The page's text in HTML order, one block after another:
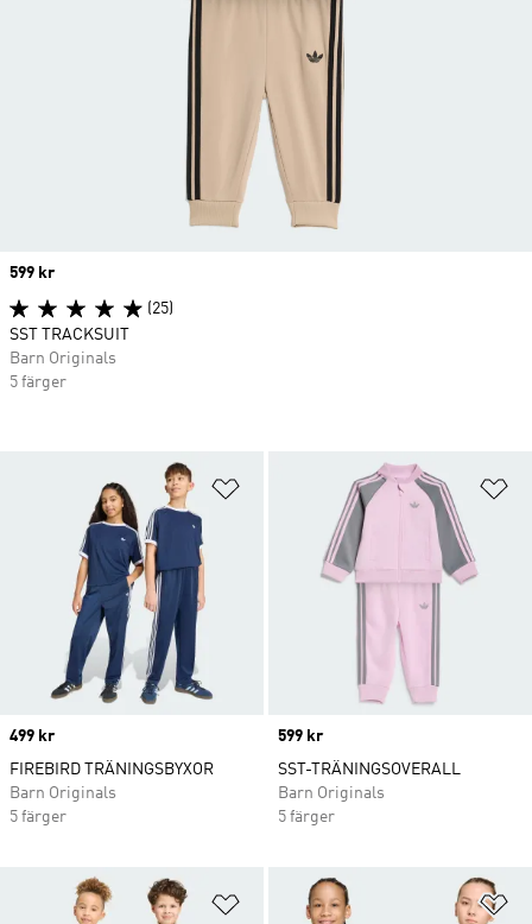
Lägg till på önskelistan
Price
499 kr
FIREBIRD TRÄNINGSBYXOR
Barn Originals
5 färger
Price
599 kr
SST-TRÄNINGSOVERALL
Barn Originals
5 färger
Lägg till på önskelistan
Price
599 kr
(25)
SST TRACKSUIT
Barn Originals
5 färger